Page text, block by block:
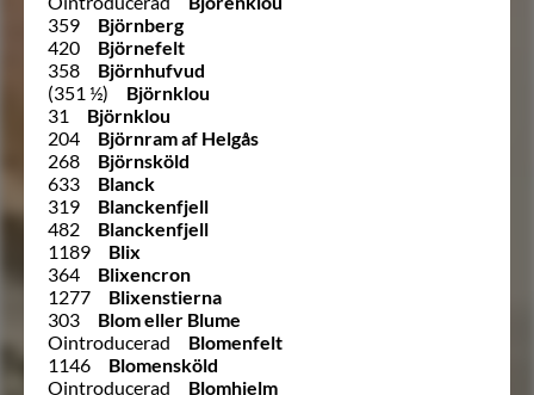
359
Björnberg
420
Björnefelt
358
Björnhufvud
(351 ½)
Björnklou
31
Björnklou
204
Björnram af Helgås
268
Björnsköld
633
Blanck
319
Blanckenfjell
482
Blanckenfjell
1189
Blix
364
Blixencron
1277
Blixenstierna
303
Blom eller Blume
Ointroducerad
Blomenfelt
1146
Blomensköld
Ointroducerad
Blomhjelm